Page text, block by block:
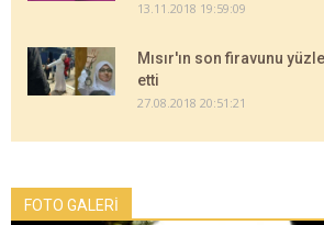
13.11.2018 19:59:09
Mısır'ın son firavunu
etti
27.08.2018 20:51:21
FOTO GALERİ